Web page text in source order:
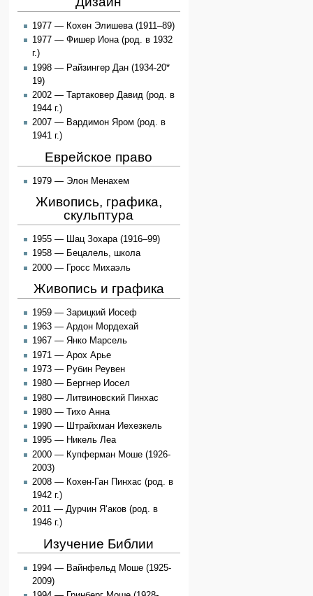
1977 — Кохен Элишева (1911–89)
1977 — Фишер Иона (род. в 1932
г.)
1998 — Райзингер Дан (1934-20*
19)
2002 — Тартаковер Давид (род. в
1944 г.)
2007 — Вардимон Яром (род. в
1941 г.)
Еврейское право
1979 — Элон Менахем
Живопись, графика,
скульптура
1955 — Шац Зохара (1916–99)
1958 — Бецалель, школа
2000 — Гросс Михаэль
Живопись и графика
1959 — Зарицкий Иосеф
1963 — Ардон Мордехай
1967 — Янко Марсель
1971 — Арох Арье
1973 — Рубин Реувен
1980 — Бергнер Иосел
1980 — Литвиновский Пинхас
1980 — Тихо Анна
1990 — Штрайхман Иехезкель
1995 — Никель Леа
2000 — Купферман Моше (1926-
2003)
2008 — Кохен-Ган Пинхас (род. в
1942 г.)
2011 — Дурчин Я‘аков (род. в
1946 г.)
Изучение Библии
1994 — Вайнфельд Моше (1925-
2009)